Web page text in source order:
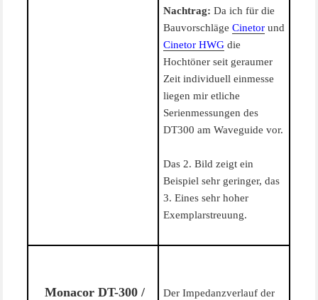
Nachtrag:Da ich für die
BauvorschlägeCinetor und
Cinetor HWG die
Hochtöner seit geraumer
Zeit individuell einmesse
liegen mir etliche
Serienmessungen des
DT300 am Waveguide vor.
Das 2. Bild zeigt ein
Beispiel sehr geringer, das
3. Eines sehr hoher
Exemplarstreuung.
Monacor DT-300 /
Der Impedanzverlauf der